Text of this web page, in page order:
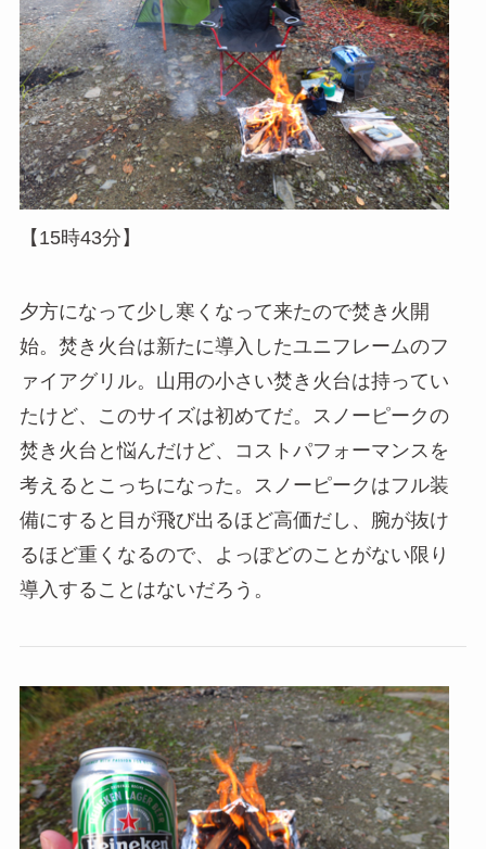
【15時43分】
夕方になって少し寒くなって来たので焚き火開
始。焚き火台は新たに導入したユニフレームのフ
ァイアグリル。山用の小さい焚き火台は持ってい
たけど、このサイズは初めてだ。スノーピークの
焚き火台と悩んだけど、コストパフォーマンスを
考えるとこっちになった。スノーピークはフル装
備にすると目が飛び出るほど高価だし、腕が抜け
るほど重くなるので、よっぽどのことがない限り
導入することはないだろう。